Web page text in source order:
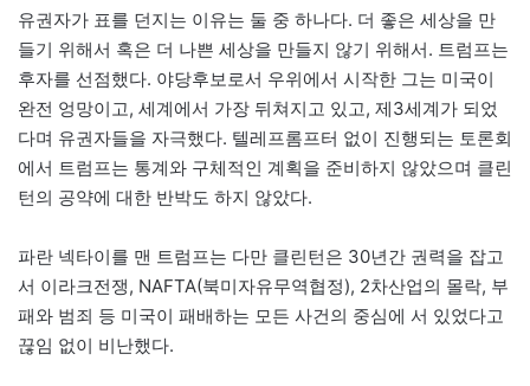
유권자가 표를 던지는 이유는 둘 중 하나다. 더 좋은 세상을 만
들기 위해서 혹은 더 나쁜 세상을 만들지 않기 위해서. 트럼프는
후자를 선점했다. 야당후보로서 우위에서 시작한 그는 미국이
완전 엉망이고, 세계에서 가장 뒤쳐지고 있고, 제3세계가 되었
다며 유권자들을 자극했다. 텔레프롬프터 없이 진행되는 토론회
에서 트럼프는 통계와 구체적인 계획을 준비하지 않았으며 클린
턴의 공약에 대한 반박도 하지 않았다.
파란 넥타이를 맨 트럼프는 다만 클린턴은 30년간 권력을 잡고
서 이라크전쟁, NAFTA(북미자유무역협정), 2차산업의 몰락, 부
패와 범죄 등 미국이 패배하는 모든 사건의 중심에 서 있었다고
끊임 없이 비난했다.